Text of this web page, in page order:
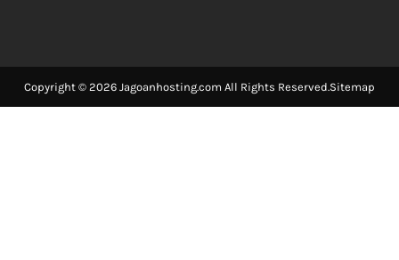
Copyright © 2026 Jagoanhosting.com All Rights Reserved.Sitemap